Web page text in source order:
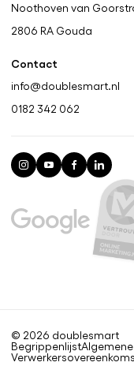
Noothoven van
2806 RA Gouda
Contact
info@doublesmart.nl
0182 342 062
© 2026 doublesmart
Begrippenlijst